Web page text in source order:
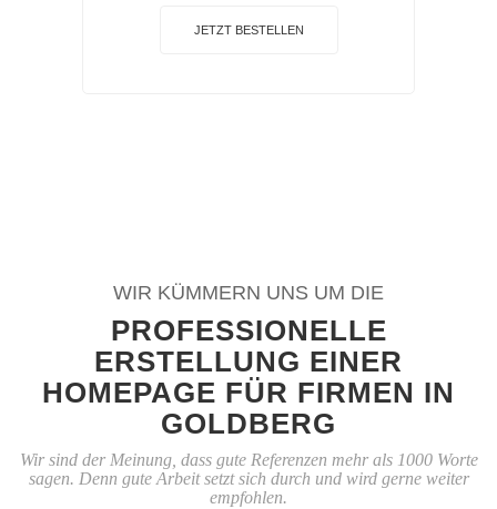
JETZT BESTELLEN
WIR KÜMMERN UNS UM DIE
PROFESSIONELLE
ERSTELLUNG EINER
HOMEPAGE FÜR FIRMEN IN
GOLDBERG
Wir sind der Meinung, dass gute Referenzen mehr als 1000 Worte
sagen. Denn gute Arbeit setzt sich durch und wird gerne weiter
empfohlen.